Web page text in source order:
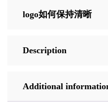
logo如何保持清晰
Description
Additional